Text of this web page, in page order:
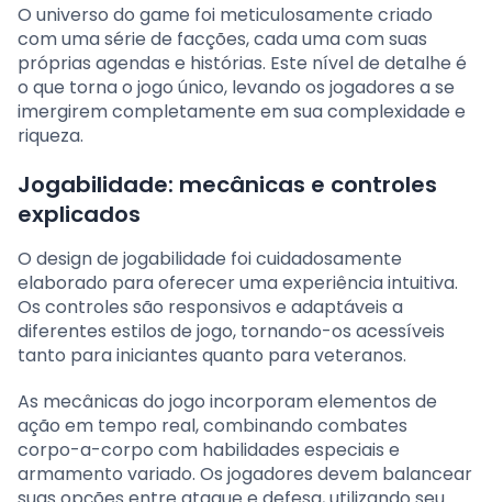
O universo do game foi meticulosamente criado
com uma série de facções, cada uma com suas
próprias agendas e histórias. Este nível de detalhe é
o que torna o jogo único, levando os jogadores a se
imergirem completamente em sua complexidade e
riqueza.
Jogabilidade: mecânicas e controles
explicados
O design de jogabilidade foi cuidadosamente
elaborado para oferecer uma experiência intuitiva.
Os controles são responsivos e adaptáveis a
diferentes estilos de jogo, tornando-os acessíveis
tanto para iniciantes quanto para veteranos.
As mecânicas do jogo incorporam elementos de
ação em tempo real, combinando combates
corpo-a-corpo com habilidades especiais e
armamento variado. Os jogadores devem balancear